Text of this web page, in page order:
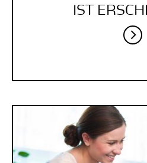
IST